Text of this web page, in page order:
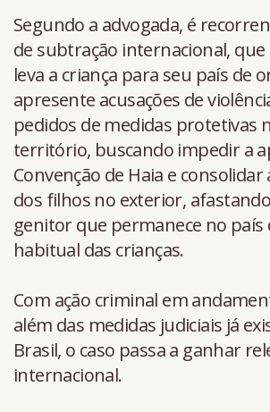
Segundo a advogada, é
de subtração internacional,
leva a criança para seu país de
apresente acusações de
pedidos de medidas protetivas
território, buscando impedir a
Convenção de Haia e
dos filhos no exterior,
genitor que permanece no país
habitual das crianças.
Com ação criminal em
além das medidas judiciais já
Brasil, o caso passa a ganhar
internacional.